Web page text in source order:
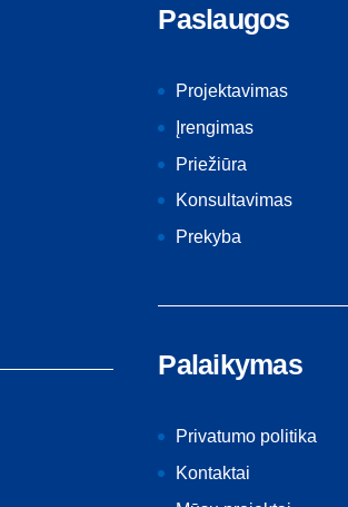
Paslaugos
Projektavimas
Įrengimas
Priežiūra
Konsultavimas
Prekyba
Palaikymas
Privatumo politika
Kontaktai